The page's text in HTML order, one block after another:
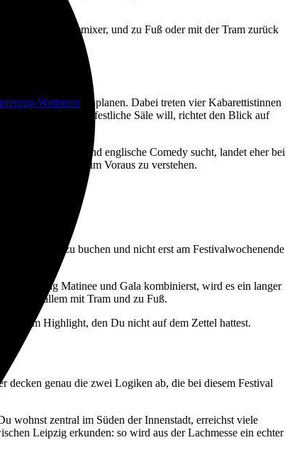
oder im academixer, und zu Fuß oder mit der Tram zurück
Wettstreit einplanen. Dabei treten vier Kabarettistinnen
große Namen und festliche Säle will, richtet den Blick auf
Wer Stand-up und englische Comedy sucht, landet eher bei
ganze Festival im Voraus zu verstehen.
rechtzeitig zu buchen und nicht erst am Festivalwochenende
Sonntag Matinee und Gala kombinierst, wird es ein langer
vor allem mit Tram und zu Fuß.
zum Highlight, den Du nicht auf dem Zettel hattest.
decken genau die zwei Logiken ab, die bei diesem Festival
wohnst zentral im Süden der Innenstadt, erreichst viele
Leipzig erkunden: so wird aus der Lachmesse ein echter